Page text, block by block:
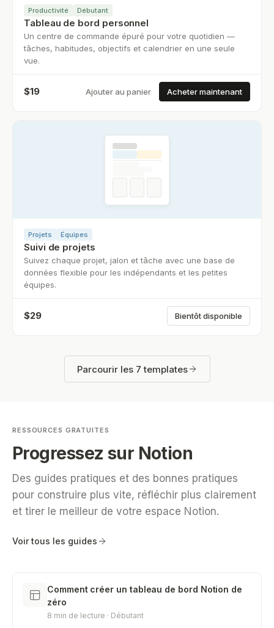
Productivité Débutant
Tableau de bord personnel
Un centre de commande épuré pour votre quotidien —
tâches, habitudes, objectifs et calendrier en une seule
vue.
$19 Ajouter au panier Acheter maintenant
Projets Équipes
Suivi de projets
Suivez chaque projet, jalon et tâche avec une base de
données flexible pour les indépendants et les petites
équipes.
$29 Bientôt disponible
Parcourir les 7 templates
RESSOURCES GRATUITES
Progressez sur Notion
Des guides pratiques et des bonnes pratiques
pour construire plus vite, réfléchir plus clairement
et tirer le meilleur de votre espace Notion.
Voir tous les guides
Comment créer un tableau de bord Notion de
zéro
8 min de lecture · Débutant